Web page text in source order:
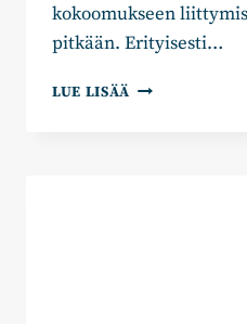
kokoomukseen
pitkään. Erityisesti…
LUE LISÄÄ MIA